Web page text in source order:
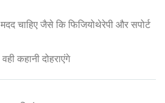
चाहिए जैसे कि फिजियोथेरेपी और सपोर्ट
कहानी दोहराएंगे